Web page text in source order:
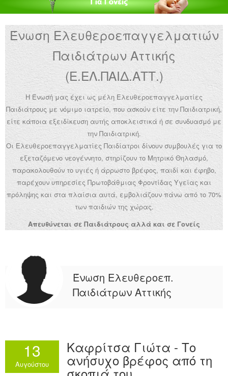
Ένωση Ελευθεροεπαγγελματιών
Παιδιάτρων Αττικής
(Ε.ΕΛ.ΠΑΙΔ.ΑΤΤ.)
Η Ένωσή μας έχει ως μέλη Ελευθεροεπαγγελματίες
Παιδιάτρους με νόμιμο ιατρείο, που ασκούν είτε την Παιδιατρική,
είτε κάποια εξειδίκευση αυτής αποκλειστικά ή σε συνδυασμό με
την Παιδιατρική.
Οι Ελευθεροεπαγγελματίες Παιδίατροι δίνουν συμβουλές για το
εξεταζόμενο νεογέννητο, στηρίζουν το Μητρικό Θηλασμό,
παρακολουθούν το υγιές ή άρρωστο βρέφος, παιδί και έφηβο,
παρέχουν υπηρεσίες Πρωτοβάθμιας Φροντίδας Υγείας και
πρόληψης και στα πλαίσια αυτά, εμβολιάζουν πάνω από το 70%
των παιδιών της χώρας.
Απευθύνεται σε Παιδιάτρους αλλά και σε Γονείς
Ένωση Ελευθεροεπ.
Παιδιάτρων Αττικής
13
Αυγούστου
Καφρίτσα Γιώτα - Το
ανήσυχο βρέφος από τη
Ανακοινώσεις
Εργαλεία για Παιδιάτρους
Χρήσιμα Links
Επεξεργασία Προφίλ